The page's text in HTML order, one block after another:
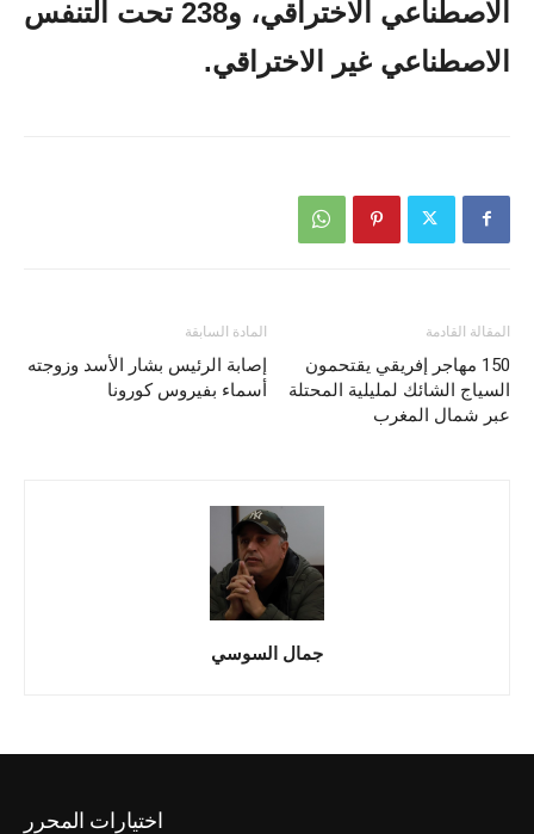
الاصطناعي الاختراقي، و238 تحت التنفس
الاصطناعي غير الاختراقي.
المادة السابقة
إصابة الرئيس بشار الأسد وزوجته
أسماء بفيروس كورونا
المقالة القادمة
150 مهاجر إفريقي يقتحمون
السياج الشائك لمليلية المحتلة
عبر شمال المغرب
جمال السوسي
اختيارات المحرر